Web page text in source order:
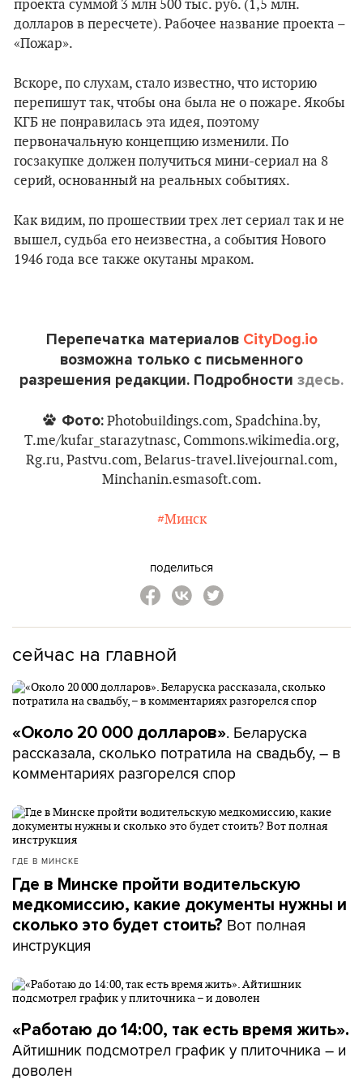
проекта суммой 3 млн 500 тыс. руб. (1,5 млн.
долларов в пересчете). Рабочее название проекта –
«Пожар».
Вскоре, по слухам, стало известно, что историю
перепишут так, чтобы она была не о пожаре. Якобы
КГБ не понравилась эта идея, поэтому
первоначальную концепцию изменили. По
госзакупке должен получиться мини-сериал на 8
серий, основанный на реальных событиях.
Как видим, по прошествии трех лет сериал так и не
вышел, судьба его неизвестна, а события Нового
1946 года все также окутаны мраком.
Перепечатка материалов CityDog.io
возможна только с письменного
разрешения редакции. Подробности здесь.
Фото:Photobuildings.com, Spadchina.by,
T.me/kufar_starazytnasc, Commons.wikimedia.org,
Rg.ru, Pastvu.com, Belarus-travel.livejournal.com,
Minchanin.esmasoft.com.
#Минск
поделиться
сейчас на главной
«Около 20 000 долларов». Беларуска
рассказала, сколько потратила на свадьбу, – в
комментариях разгорелся спор
ГДЕ В МИНСКЕ
Где в Минске пройти водительскую
медкомиссию, какие документы нужны и
сколько это будет стоить? Вот полная
инструкция
«Работаю до 14:00, так есть время жить».
Айтишник подсмотрел график у плиточника – и
доволен